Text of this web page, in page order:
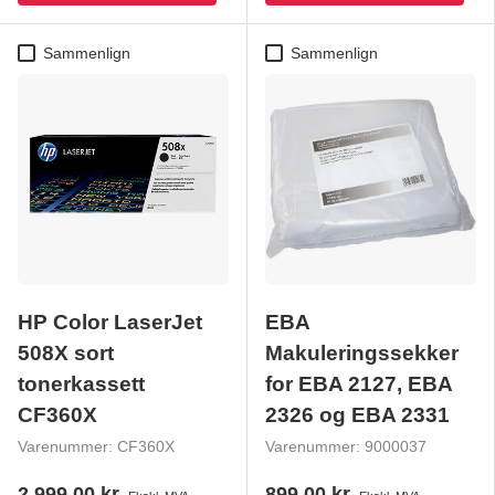
Sammenlign
HP Color LaserJet
508X sort
tonerkassett
CF360X
Varenummer: CF360X
Sammenlign
EBA
Makuleringssekker
for EBA 2127, EBA
2326 og EBA 2331
Varenummer: 9000037